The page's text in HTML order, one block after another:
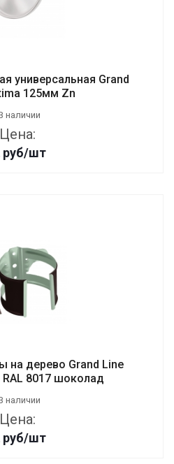
универсальная Grand
125мм Zn
наличии
Цена:
руб/шт
на дерево Grand Line
8017 шоколад
наличии
Цена:
руб/шт